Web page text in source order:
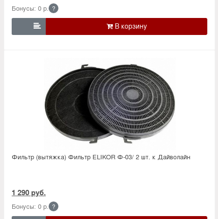
Бонусы: 0 р. ?

Фильтр (вытяжка) Фильтр ELIKOR Ф-03/ 2 шт. к Дайволайн
1 290 руб.
Бонусы: 0 р. ?